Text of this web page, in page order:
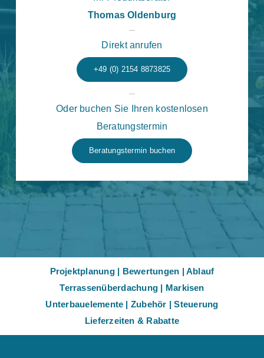
Thomas Oldenburg
Direkt anrufen
+49 (0) 2154 8873825
Oder buchen Sie Ihren kostenlosen
Beratungstermin
Beratungstermin buchen
Projektplanung| Bewertungen |Ablauf
Terrassenüberdachung | Markisen
Unterbauelemente | Zubehör |Steuerung
Lieferzeiten & Rabatte